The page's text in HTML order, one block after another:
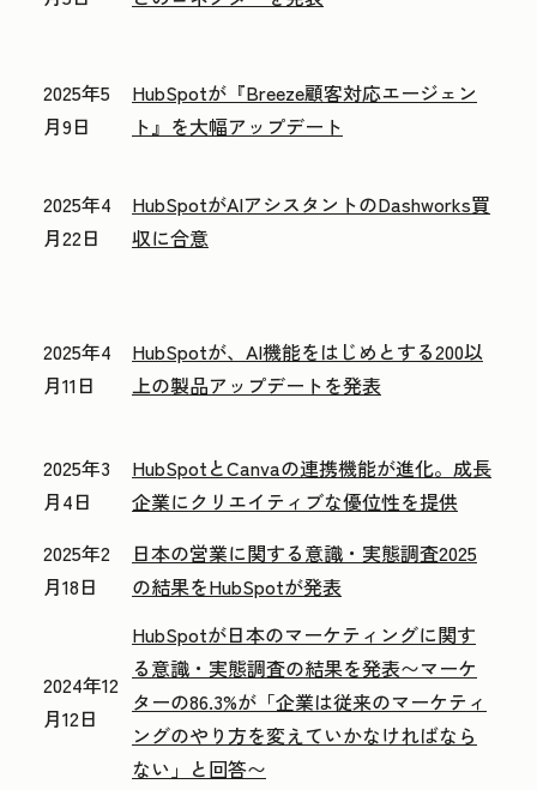
2025年5
月9日
HubSpotが『Breeze顧客対応エージェン
ト』を大幅アップデート
2025年4
月22日
HubSpotがAIアシスタントのDashworks買
収に合意
2025年4
月11日
HubSpotが、AI機能をはじめとする200以
上の製品アップデートを発表
2025年3
月4日
HubSpotとCanvaの連携機能が進化。成長
企業にクリエイティブな優位性を提供
2025年2
月18日
日本の営業に関する意識・実態調査2025
の結果をHubSpotが発表
2024年12
月12日
HubSpotが日本のマーケティングに関す
る意識・実態調査の結果を発表〜マーケ
ターの86.3%が「企業は従来のマーケティ
ングのやり方を変えていかなければなら
ない」と回答〜